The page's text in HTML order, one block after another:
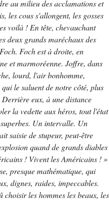
au milieu des acclamations et
les cous s'allongent, les gosses
voilà ! En tête, chevauchant
deux grands maréchaux des
Foch est à droite, en
et marmoréenne. Joffre, dans
lourd, l'air bonhomme,
le saluent de notre côté, plus
eux, à une distance
la vedette aux héros, tout l'état
Un intervalle. Un
saisie de stupeur, peut-être
quand de grands diables
! Vivent les Américains ! »
presque mathématique, qui
dignes, raides, impeccables.
choisir les hommes les beaux, les